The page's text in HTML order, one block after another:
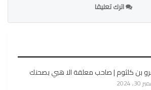
اترك تعليقا
بن كلثوم | صاحب معلقة الا هبي بصحنك
2024